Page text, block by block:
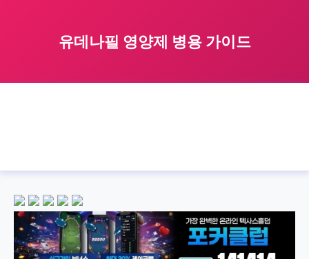
유데나필 영양제 병용 가이드